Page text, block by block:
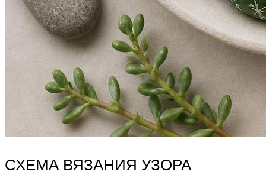
СХЕМА ВЯЗАНИЯ УЗОРА